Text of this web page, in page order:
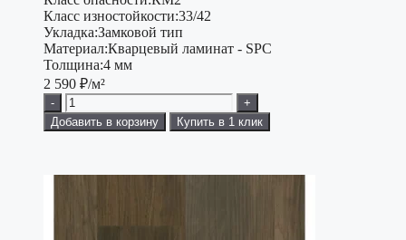
Класс изностойкости:33/42
Укладка:Замковой тип
Материал:Кварцевый ламинат - SPC
Толщина:4 мм
2 590 ₽/м²
-
+
Добавить в корзину
Купить в 1 клик